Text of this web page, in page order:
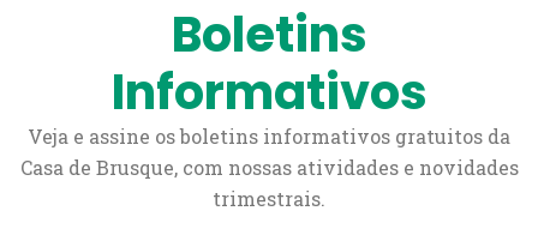
Boletins
Informativos
Veja e assine os boletins informativos gratuitos da
Casa de Brusque, com nossas atividades e novidades
trimestrais.